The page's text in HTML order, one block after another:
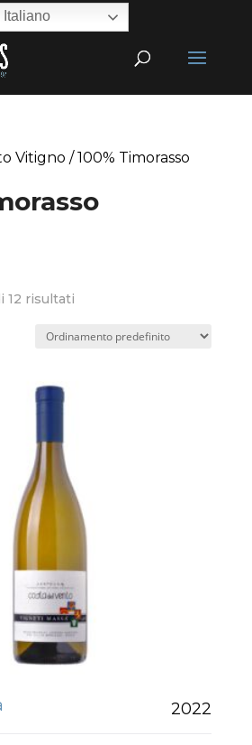
Vitigno / 100% Timorasso
12 risultati
2022
Italiano